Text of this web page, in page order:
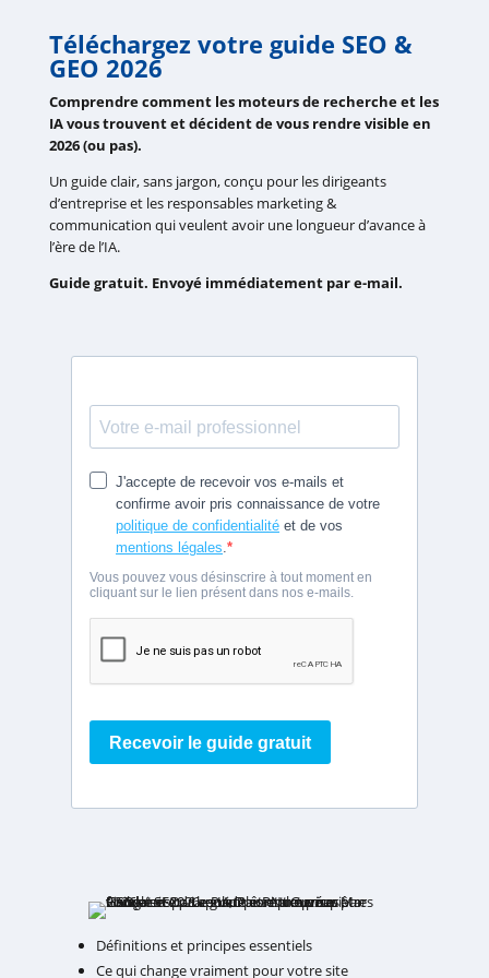
Téléchargez votre guide SEO &
GEO 2026
Comprendre comment les moteurs de recherche et les
IA vous trouvent et décident de vous rendre visible en
2026 (ou pas).
Un guide clair, sans jargon, conçu pour les dirigeants
d’entreprise et les responsables marketing &
communication qui veulent avoir une longueur d’avance à
l’ère de l’IA.
Guide gratuit. Envoyé immédiatement par e-mail.
Définitions et principes essentiels
Ce qui change vraiment pour votre site